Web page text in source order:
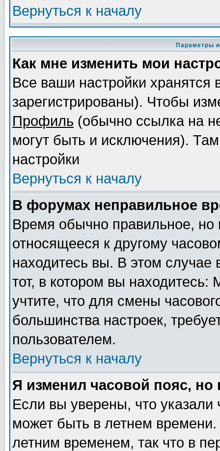
Вернуться к началу
Параметры
Как мне изменить мои
Все ваши настройки
зарегистрированы). Чтобы
Профиль (обычно ссылка на
могут быть и исключения).
настройки
Вернуться к началу
В форумах неправильное
Время обычно правильное,
относящееся к другому
находитесь вы. В этом
тот, в котором вы
учтите, что для смены
большинства настроек,
пользователем.
Вернуться к началу
Я изменил часовой пояс,
Если вы уверены, что указали
может быть в летнем
летним временем, так что в